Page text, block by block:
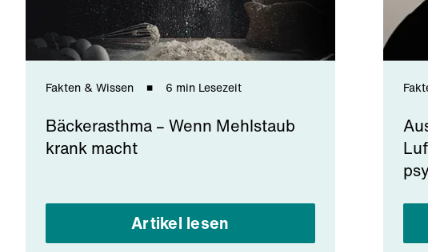
Fakten & Wissen 6 min Lesezeit
Bäckerasthma – Wenn Mehlstaub
krank macht
Artikel lesen